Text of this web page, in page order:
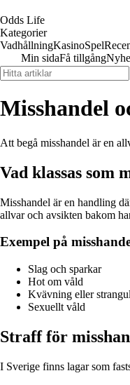
Odds Life
Kategorier
VadhållningKasinoSpel
Min sidaFå tillgång
Misshandel
Att begå misshandel är en
Vad klassas som
Misshandel är en handling
allvar och avsikten bakom
Exempel på
Slag och sparkar
Hot om våld
Kvävning eller
Sexuellt våld
Straff för
I Sverige finns lagar som